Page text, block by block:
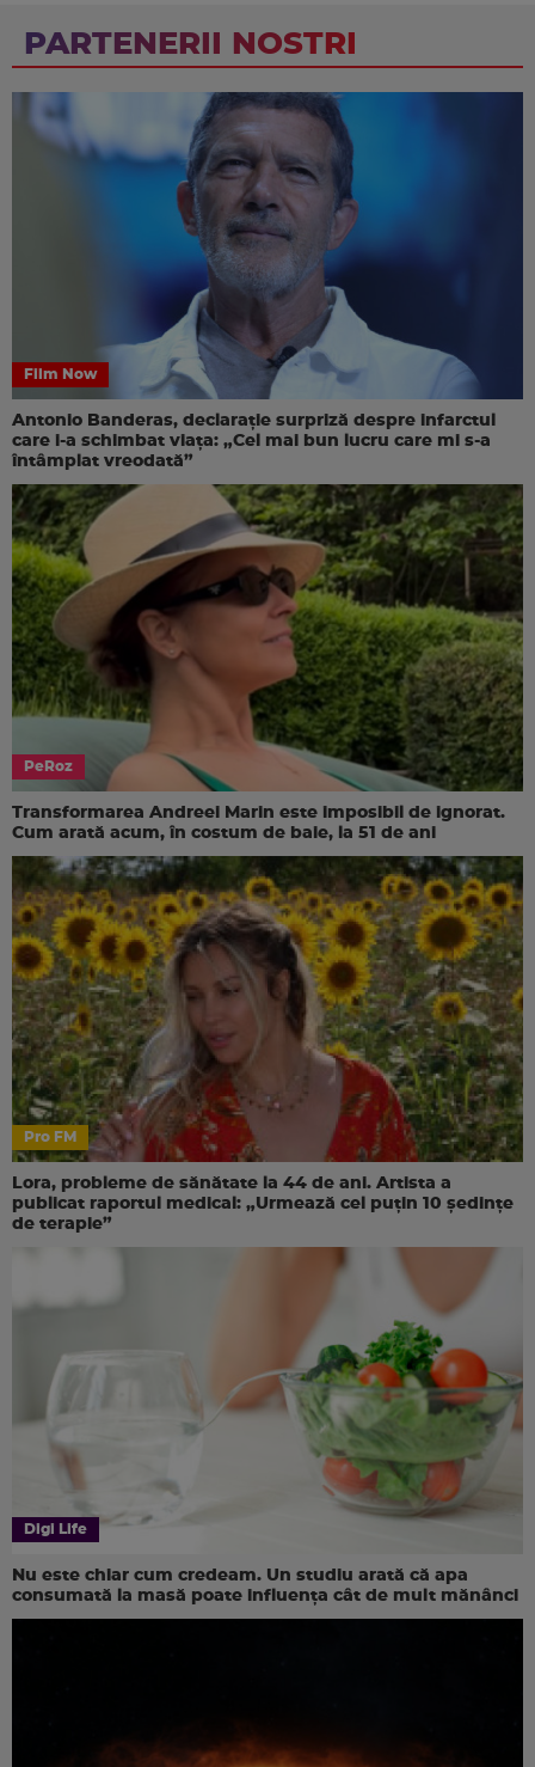
PARTENERII NOSTRI
Film Now
Antonio Banderas, declarație surpriză despre infarctul
care i-a schimbat viața: „Cel mai bun lucru care mi s-a
întâmplat vreodată”
PeRoz
Transformarea Andreei Marin este imposibil de ignorat.
Cum arată acum, în costum de baie, la 51 de ani
Pro FM
Lora, probleme de sănătate la 44 de ani. Artista a
publicat raportul medical: „Urmează cel puțin 10 ședințe
de terapie”
Digi Life
Nu este chiar cum credeam. Un studiu arată că apa
consumată la masă poate influența cât de mult mănânci